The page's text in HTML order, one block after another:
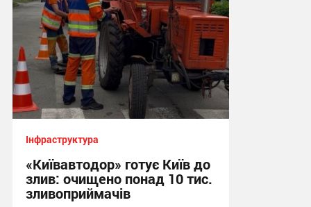
Інфраструктура
«Київавтодор» готує Київ до
злив: очищено понад 10 тис.
зливоприймачів